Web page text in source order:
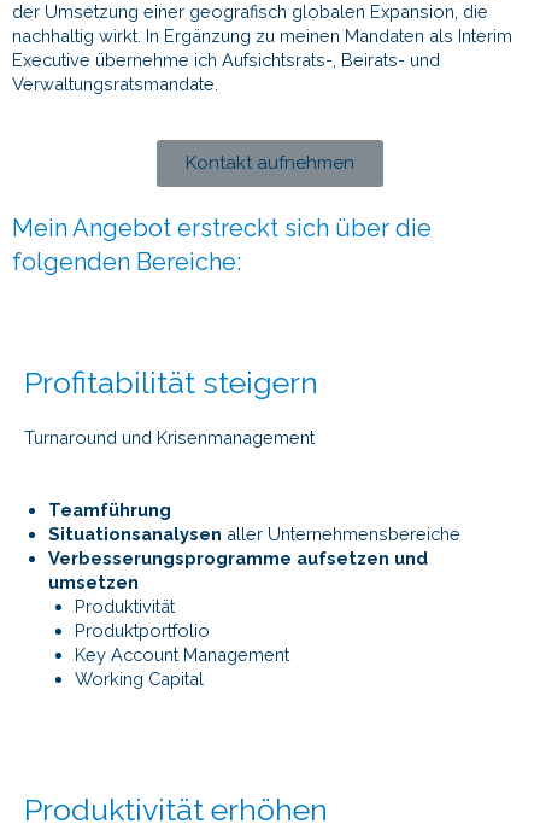
der Umsetzung einer geografisch globalen Expansion, die
nachhaltig wirkt. In Ergänzung zu meinen Mandaten als Interim
Executive übernehme ich Aufsichtsrats-, Beirats- und
Verwaltungsratsmandate.
Kontakt aufnehmen
Mein Angebot erstreckt sich über die
folgenden Bereiche:
Profitabilität steigern
Turnaround und Krisenmanagement
Teamführung
Situationsanalysen aller Unternehmensbereiche
Verbesserungsprogramme aufsetzen und
umsetzen
Produktivität
Produktportfolio
Key Account Management
Working Capital
Produktivität erhöhen